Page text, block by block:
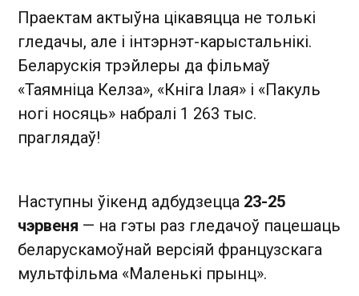
Праектам актыўна цікавяцца не толькі
гледачы, але і інтэрнэт-карыстальнікі.
Беларускія трэйлеры да фільмаў
«Таямніца Келза», «Кніга Ілая» і «Пакуль
ногі носяць» набралі 1 263 тыс.
праглядаў!
Наступны ўікенд адбудзецца 23-25
чэрвеня — на гэты раз гледачоў пацешаць
беларускамоўнай версіяй французскага
мультфільма «Маленькі прынц».